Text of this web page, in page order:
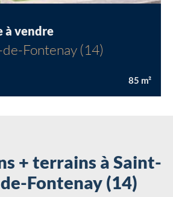
à vendre
Fontenay (14)
85 m²
+ terrains à Saint-
Fontenay (14)